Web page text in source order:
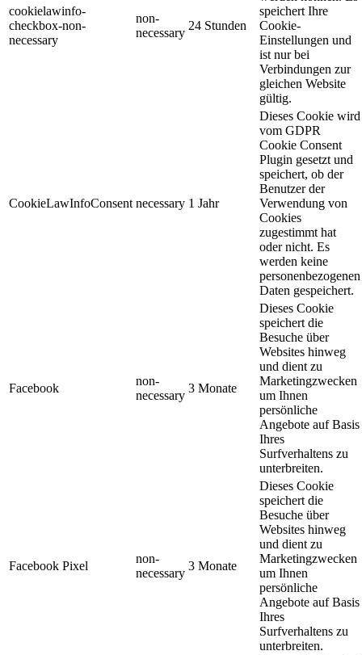
cookielawinfo-
checkbox-non-
necessary
non-
necessary
24 Stunden
speichert Ihre
Cookie-
Einstellungen und
ist nur bei
Verbindungen zur
gleichen Website
gültig.
CookieLawInfoConsent necessary 1 Jahr
Dieses Cookie wird
vom GDPR
Cookie Consent
Plugin gesetzt und
speichert, ob der
Benutzer der
Verwendung von
Cookies
zugestimmt hat
oder nicht. Es
werden keine
personenbezogenen
Daten gespeichert.
Facebook
non-
necessary
3 Monate
Dieses Cookie
speichert die
Besuche über
Websites hinweg
und dient zu
Marketingzwecken
um Ihnen
persönliche
Angebote auf Basis
Ihres
Surfverhaltens zu
unterbreiten.
Facebook Pixel
non-
necessary
3 Monate
Dieses Cookie
speichert die
Besuche über
Websites hinweg
und dient zu
Marketingzwecken
um Ihnen
persönliche
Angebote auf Basis
Ihres
Surfverhaltens zu
unterbreiten.